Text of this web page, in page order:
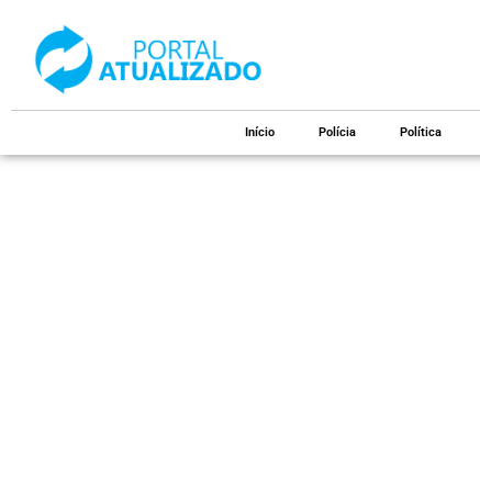
Início Polícia Política